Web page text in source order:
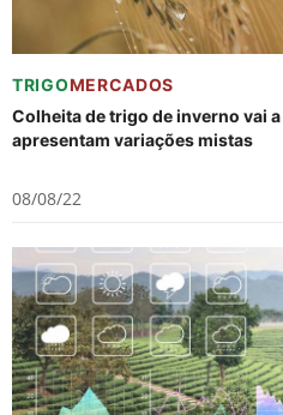
TRIGOMERCADOS
Colheita de trigo de inverno vai
apresentam variações mistas
08/08/22